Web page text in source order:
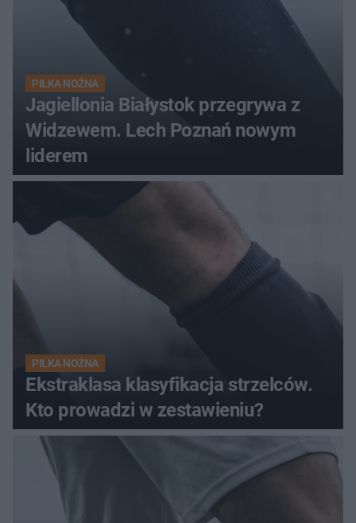
PIŁKA NOŻNA
Jagiellonia Białystok przegrywa z
Widzewem. Lech Poznań nowym
liderem
PIŁKA NOŻNA
Ekstraklasa klasyfikacja strzelców.
Kto prowadzi w zestawieniu?